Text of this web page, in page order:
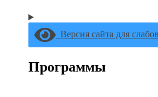
Версия сайта для
Программы